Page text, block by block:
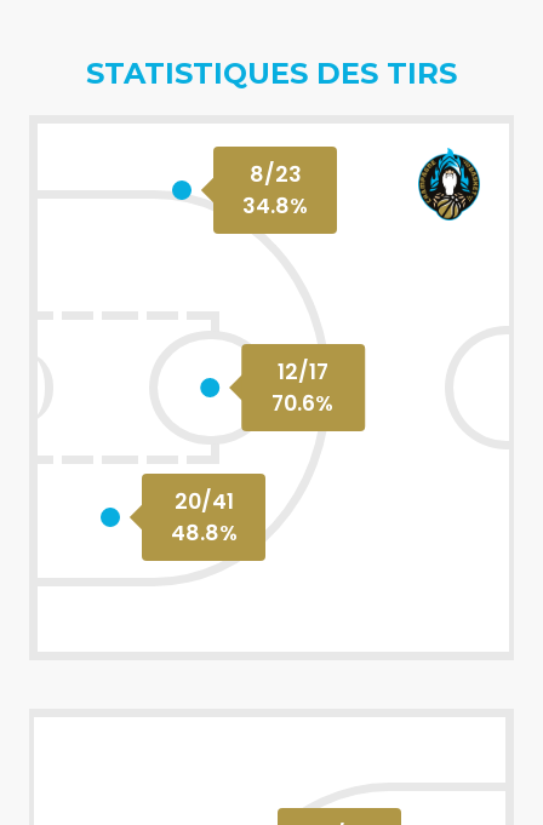
STATISTIQUES DES TIRS
8/23
34.8%
20/41
48.8%
12/17
70.6%